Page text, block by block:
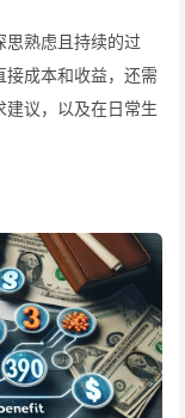
思熟虑且持续的过
成本和收益，还需
议，以及在日常生